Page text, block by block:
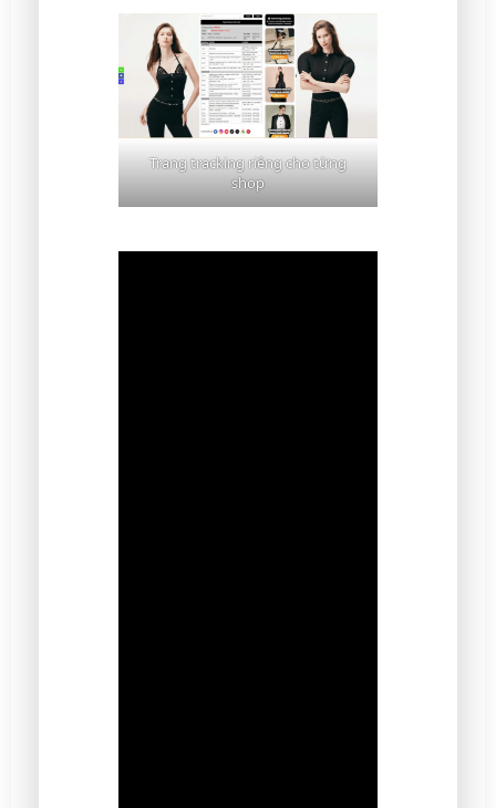
Trang tracking riêng cho từng
shop